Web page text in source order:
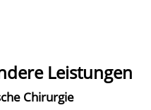
Leistungen
Chirurgie